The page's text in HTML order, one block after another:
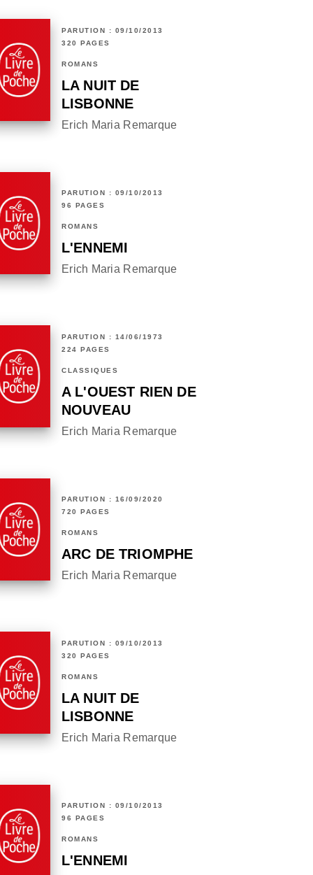
PARUTION : 09/10/2013
320 PAGES
ROMANS
LA NUIT DE
LISBONNE
Erich Maria Remarque
PARUTION : 09/10/2013
96 PAGES
ROMANS
L'ENNEMI
Erich Maria Remarque
PARUTION : 14/06/1973
224 PAGES
CLASSIQUES
A L'OUEST RIEN DE
NOUVEAU
Erich Maria Remarque
PARUTION : 16/09/2020
720 PAGES
ROMANS
ARC DE TRIOMPHE
Erich Maria Remarque
PARUTION : 09/10/2013
320 PAGES
ROMANS
LA NUIT DE
LISBONNE
Erich Maria Remarque
PARUTION : 09/10/2013
96 PAGES
ROMANS
L'ENNEMI